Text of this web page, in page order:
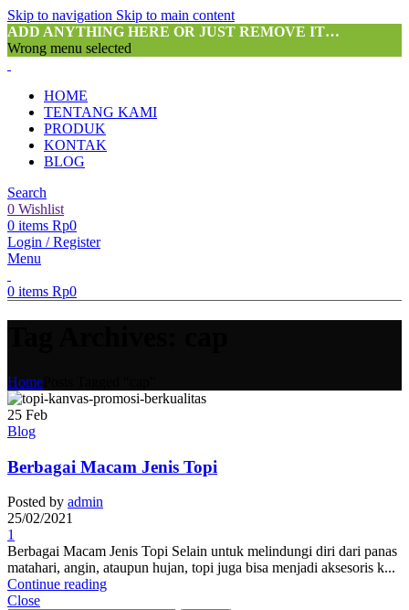
Skip to navigation Skip to main content
ADD ANYTHING HERE OR JUST REMOVE IT…
Wrong menu selected
HOME
TENTANG KAMI
PRODUK
KONTAK
BLOG
Search
0 Wishlist
0 items Rp0
Login / Register
Menu
0 items Rp0
Home
25 Feb
Blog
Berbagai Macam Jenis Topi
Posted by admin
25/02/2021
1
Berbagai Macam Jenis Topi Selain untuk melindungi diri dari panas
matahari, angin, ataupun hujan, topi juga bisa menjadi aksesoris k...
Continue reading
Close